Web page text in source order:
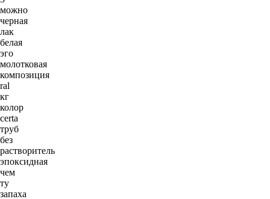
можно
черная
лак
белая
эго
молотковая
композиция
ral
кг
колор
certa
труб
без
растворитель
эпоксидная
чем
ту
запаха